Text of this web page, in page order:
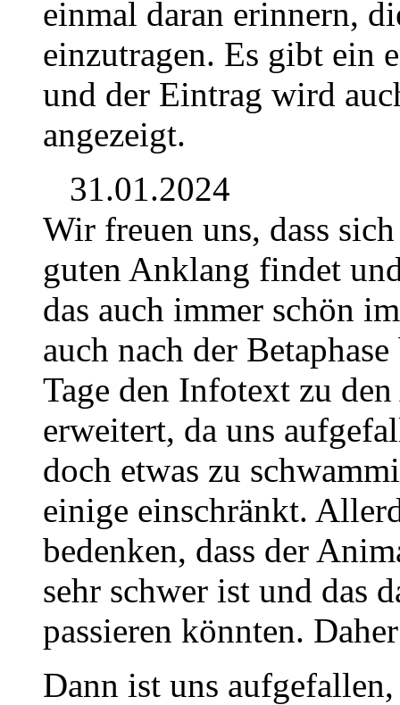
einmal daran erinnern,
einzutragen. Es gibt ein
und der Eintrag wird
angezeigt.
31.01.2024
Wir freuen uns, dass
guten Anklang findet
das auch immer schön
auch nach der
Tage den Infotext zu
erweitert, da uns
doch etwas zu
einige einschränkt.
bedenken, dass der
sehr schwer ist und das
passieren könnten.
Dann ist uns